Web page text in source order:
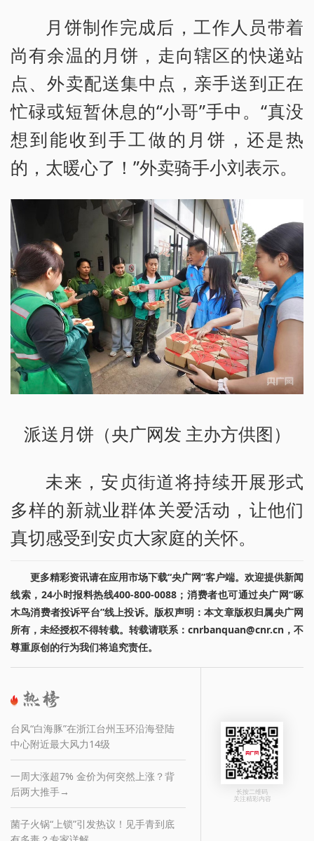
月饼制作完成后，工作人员带着
尚有余温的月饼，走向辖区的快递站
点、外卖配送集中点，亲手送到正在
忙碌或短暂休息的“小哥”手中。“真没
想到能收到手工做的月饼，还是热
的，太暖心了！”外卖骑手小刘表示。
派送月饼（央广网发 主办方供图）
未来，安贞街道将持续开展形式
多样的新就业群体关爱活动，让他们
真切感受到安贞大家庭的关怀。
更多精彩资讯请在应用市场下载“央广网”客户端。欢迎提供新闻
线索，24小时报料热线400-800-0088；消费者也可通过央广网“啄
木鸟消费者投诉平台”线上投诉。版权声明：本文章版权归属央广网
所有，未经授权不得转载。转载请联系：cnrbanquan@cnr.cn，不
尊重原创的行为我们将追究责任。
台风“白海豚”在浙江台州玉环沿海登陆
中心附近最大风力14级
一周大涨超7% 金价为何突然上涨？背
后两大推手→
菌子火锅“上锁”引发热议！见手青到底
长按二维码
关注精彩内容